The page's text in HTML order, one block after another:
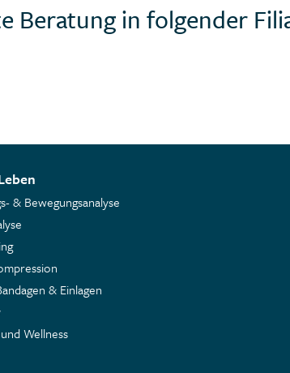
Beratung in folgender
& Bewegungsanalyse
& Einlagen
Wellness